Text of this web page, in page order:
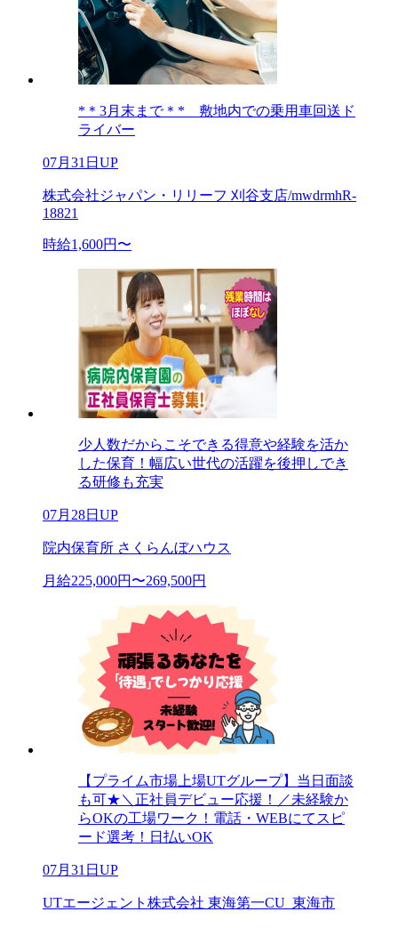
*＊3月末まで＊* 敷地内での乗用車回送ド
ライバー
07月31日UP
株式会社ジャパン・リリーフ 刈谷支店/mwdrmhR-
18821
時給1,600円〜
少人数だからこそできる得意や経験を活か
した保育！幅広い世代の活躍を後押しでき
る研修も充実
07月28日UP
院内保育所 さくらんぼハウス
月給225,000円〜269,500円
【プライム市場上場UTグループ】当日面談
も可★＼正社員デビュー応援！／未経験か
らOKの工場ワーク！電話・WEBにてスピ
ード選考！日払いOK
07月31日UP
UTエージェント株式会社 東海第一CU_東海市